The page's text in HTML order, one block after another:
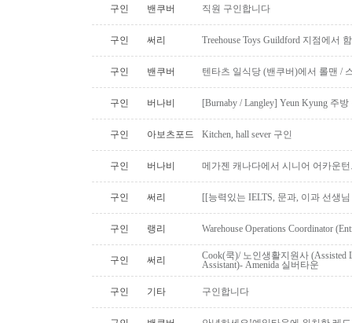
구인 밴쿠버 직원 구인합니다
구인 써리 Treehouse Toys Guildford 지점에서
구인 밴쿠버 텐타츠 일식당 (밴쿠버)에서 롤맨 /
구인 버나비 [Burnaby / Langley] Yeun Kyung 주
구인 아보츠포드 Kitchen, hall sever 구인
구인 버나비 메가젠 캐나다에서 시니어 어카운
구인 써리 [[능력있는 IELTS, 문과, 이과 선생
구인 랭리 Warehouse Operations Coordinator
구인 써리
Cook(쿡)/ 노인생활지원사 (Assisted
Assistant)- Amenida 실버타운
구인 기타 구인합니다